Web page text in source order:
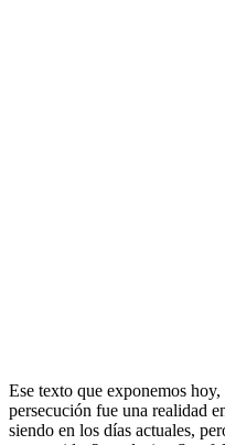
Ese texto que exponemos
persecución fue una realidad
siendo en los días actuales,